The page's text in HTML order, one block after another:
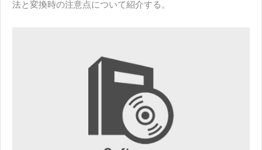
法と変換時の注意点について紹介する。